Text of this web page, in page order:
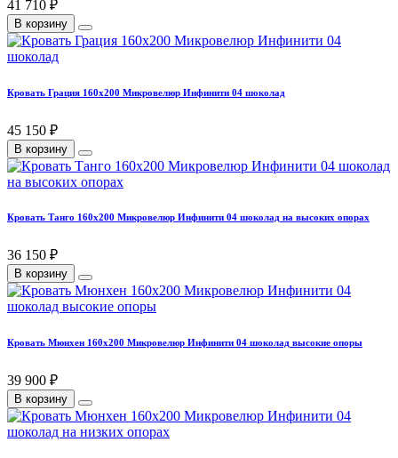
41 710 ₽
В корзину
Кровать Грация 160х200 Микровелюр Инфинити 04 шоколад
45 150 ₽
В корзину
Кровать Танго 160х200 Микровелюр Инфинити 04 шоколад на высоких опорах
36 150 ₽
В корзину
Кровать Мюнхен 160х200 Микровелюр Инфинити 04 шоколад высокие опоры
39 900 ₽
В корзину